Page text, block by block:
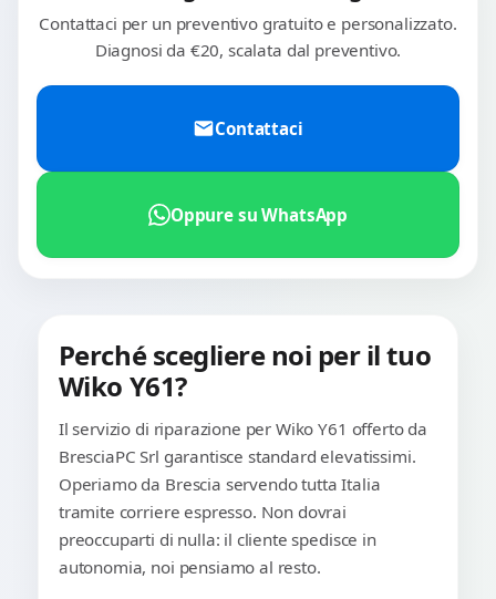
Contattaci per un preventivo gratuito e personalizzato.
Diagnosi da €20, scalata dal preventivo.
Contattaci
Oppure su WhatsApp
Perché scegliere noi per il tuo
Wiko Y61?
Il servizio di riparazione per Wiko Y61 offerto da
BresciaPC Srl garantisce standard elevatissimi.
Operiamo da Brescia servendo tutta Italia
tramite corriere espresso. Non dovrai
preoccuparti di nulla: il cliente spedisce in
autonomia, noi pensiamo al resto.